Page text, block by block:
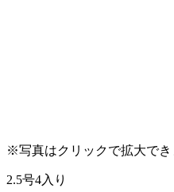
※写真はクリックで拡大でき
2.5号4入り